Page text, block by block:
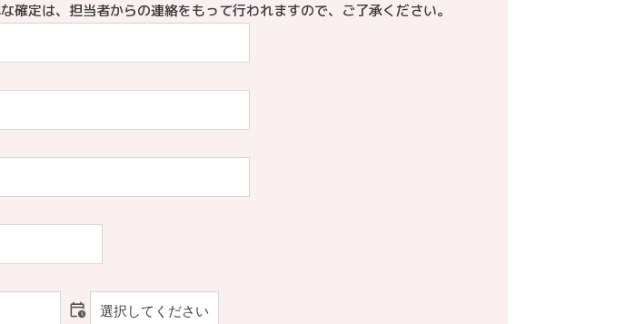
定は、担当者からの連絡をもって行われますので、ご了承ください。